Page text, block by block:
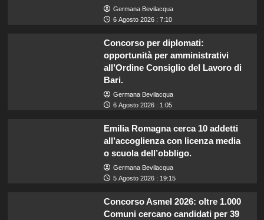
Germana Bevilacqua
6 Agosto 2026 : 7:10
Concorso per diplomati:
opportunità per amministrativi
all’Ordine Consiglio del Lavoro di
Bari.
Germana Bevilacqua
6 Agosto 2026 : 1:05
Emilia Romagna cerca 10 addetti
all’accoglienza con licenza media
o scuola dell’obbligo.
Germana Bevilacqua
5 Agosto 2026 : 19:15
Concorso Asmel 2026: oltre 1.000
Comuni cercano candidati per 39